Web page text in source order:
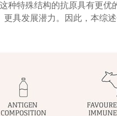
种特殊结构的抗原具有更
具发展潜力。因此，本综